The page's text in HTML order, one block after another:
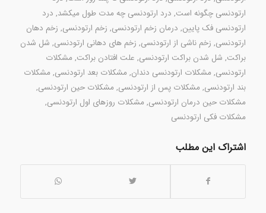
ارتودنسی چگونه است, درد ارتودنسی چه مدت طول میکشد, درد
ارتودنسی فک پایین, درمان زخم ارتودنسی, زخم ارتودنسی, زخم دهان
ارتودنسی, زخم ناشی از ارتودنسی, زخم های دهانی ارتودنسی, شل شدن
براکت, شل شدن براکت ارتودنسی, علت افتادن براکت, مشکلات
ارتودنسی, مشکلات ارتودنسی دندان, مشکلات بعد ارتودنسی, مشکلات
بند ارتودنسی, مشکلات پس از ارتودنسی, مشکلات حین ارتودنسی,
مشکلات حین درمان ارتودنسی, مشکلات روزهای اول ارتودنسی,
مشکلات فکی ارتودنسی
اشتراک این مطلب